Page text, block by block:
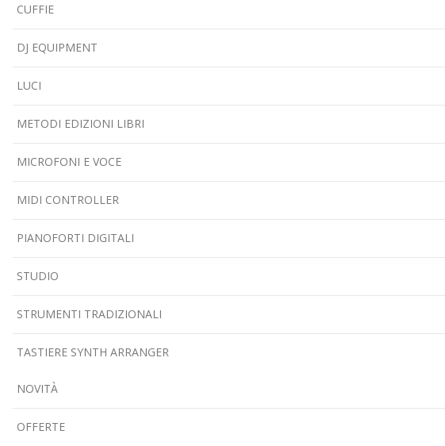
CUFFIE
DJ EQUIPMENT
LUCI
METODI EDIZIONI LIBRI
MICROFONI E VOCE
MIDI CONTROLLER
PIANOFORTI DIGITALI
STUDIO
STRUMENTI TRADIZIONALI
TASTIERE SYNTH ARRANGER
NOVITÀ
OFFERTE